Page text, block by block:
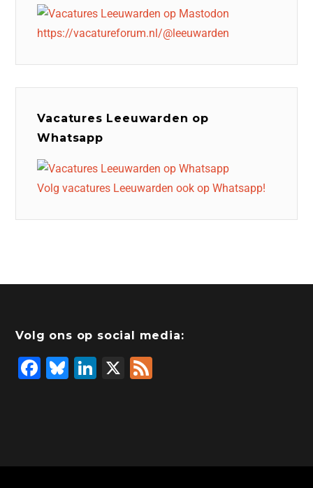
https://vacatureforum.nl/@leeuwarden
Vacatures Leeuwarden op
Whatsapp
Volg vacatures Leeuwarden ook op Whatsapp!
Volg ons op social media:
F
Bl
Li X